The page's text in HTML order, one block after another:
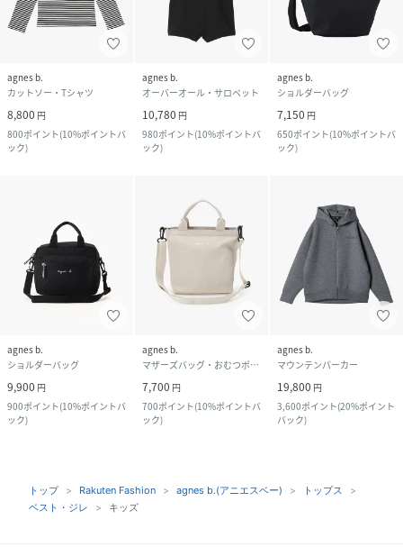
agnes b.
カットソー・Tシャツ
8,800 円
800ポイント(10%ポイントバ
ック)
agnes b.
オーバーオール・サロペット
10,780 円
980ポイント(10%ポイントバ
ック)
agnes b.
ショルダーバッグ
7,150 円
650ポイント(10%ポイントバ
ック)
agnes b.
ショルダーバッグ
9,900 円
900ポイント(10%ポイントバ
ック)
agnes b.
マザーズバッグ・おむつポーチ
7,700 円
700ポイント(10%ポイントバ
ック)
agnes b.
マウンテンパーカー
19,800 円
3,600ポイント(20%ポイント
バック)
トップ Rakuten Fashion agnes b.(アニエスベー)
トップス
ベスト・ジレ
キッズ